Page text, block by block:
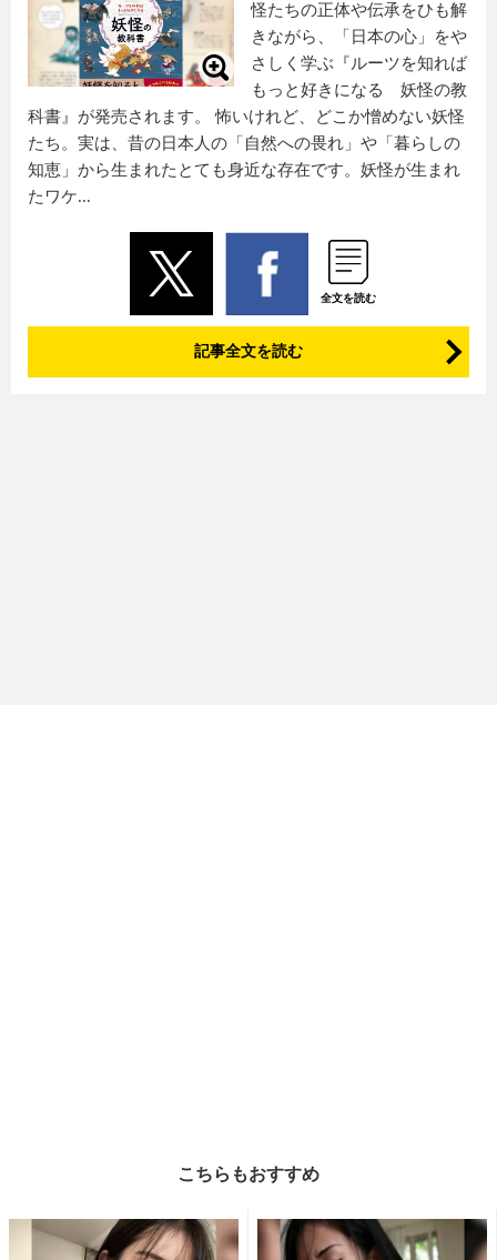
怪たちの正体や伝承をひも解
きながら、「日本の心」をや
さしく学ぶ『ルーツを知れば
もっと好きになる 妖怪の教
科書』が発売されます。 怖いけれど、どこか憎めない妖怪
たち。実は、昔の日本人の「自然への畏れ」や「暮らしの
知恵」から生まれたとても身近な存在です。妖怪が生まれ
たワケ...
全文を読む
記事全文を読む
こちらもおすすめ